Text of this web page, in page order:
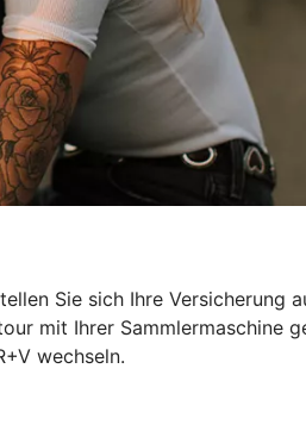
Sie sich Ihre Versicherung
mit Ihrer Sammlermaschine
wechseln.